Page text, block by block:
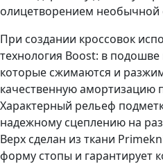
олицетворением необычной
При создании кроссовок
технология Boost: в подошве
которые сжимаются и
качественную амортизацию
Характерный рельеф
надежному сцеплению на
Верх сделан из ткани
форму стопы и гарантирует